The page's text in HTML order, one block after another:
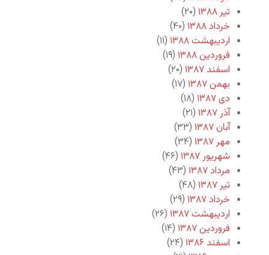
تیر ۱۳۸۸
(۲۰)
خرداد ۱۳۸۸
(۴۰)
اردیبهشت ۱۳۸۸
(۱۱)
فروردین ۱۳۸۸
(۱۹)
اسفند ۱۳۸۷
(۲۰)
بهمن ۱۳۸۷
(۱۷)
دی ۱۳۸۷
(۱۸)
آذر ۱۳۸۷
(۲۱)
آبان ۱۳۸۷
(۳۳)
مهر ۱۳۸۷
(۳۴)
شهریور ۱۳۸۷
(۴۶)
مرداد ۱۳۸۷
(۴۳)
تیر ۱۳۸۷
(۴۸)
خرداد ۱۳۸۷
(۲۹)
اردیبهشت ۱۳۸۷
(۲۶)
فروردین ۱۳۸۷
(۱۴)
اسفند ۱۳۸۶
(۲۴)